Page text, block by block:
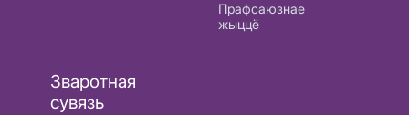
Прафсаюзнае
жыццё
Зваротная
сувязь